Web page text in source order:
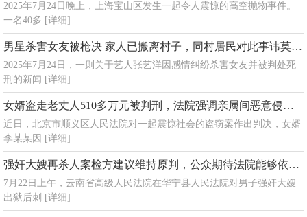
2025年7月24日晚上，上海宝山区发生一起令人震惊的高空抛物事件。
一名40多 [详细]
男星杀害女友被枪决 家人已搬离村子，同村居民对此事讳莫如深
2025年7月24日，一则关于艺人张艺洋因感情纠纷杀害女友并被判处死
刑的新闻 [详细]
女婿盗走老丈人510多万元被判刑，法院强调亲属间恶意侵害财产将依法严惩
近日，北京市顺义区人民法院对一起震惊社会的盗窃案作出判决，女婿
李某某因 [详细]
强奸大嫂再杀人案检方建议维持原判，公众期待法院能够依法公正处理此案
7月22日上午，云南省高级人民法院在华宁县人民法院对男子强奸大嫂
出狱后刺 [详细]